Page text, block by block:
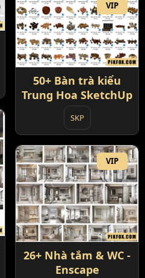
VIP
50+ Bàn trà kiểu
Trung Hoa SketchUp
SKP
VIP
26+ Nhà tắm & WC -
Enscape